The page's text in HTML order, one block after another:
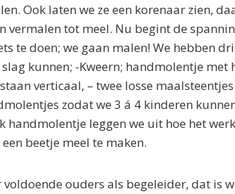
Ook laten we ze een korenaar zien,
vermalen tot meel. Nu begint de
te doen; we gaan malen! We hebben
kunnen; -Kweern; handmolentje met
verticaal, – twee losse
zodat we 3 á 4 kinderen
handmolentje leggen we uit hoe het
beetje meel te maken.
ouders als begeleider, dat is